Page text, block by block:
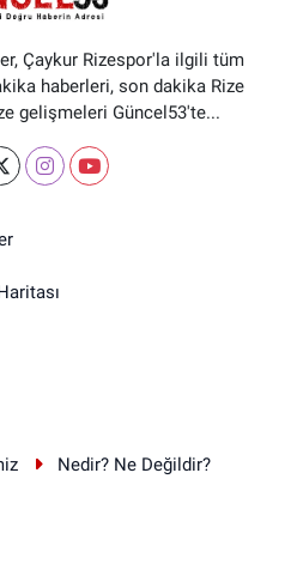
Çaykur Rizespor'la ilgili tüm
haberleri, son dakika Rize
gelişmeleri Güncel53'te...
Nedir? Ne Değildir?